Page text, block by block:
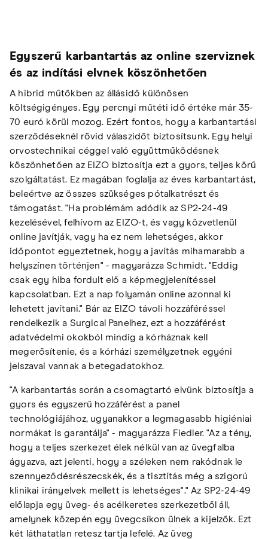
Egyszerű karbantartás az online szerviznek
és az indítási elvnek köszönhetően
A hibrid műtőkben az állásidő különösen
költségigényes. Egy percnyi műtéti idő értéke már 35-
70 euró körül mozog. Ezért fontos, hogy a karbantartási
szerződéseknél rövid válaszidőt biztosítsunk. Egy helyi
orvostechnikai céggel való együttműködésnek
köszönhetően az EIZO biztosítja ezt a gyors, teljes körű
szolgáltatást. Ez magában foglalja az éves karbantartást,
beleértve az összes szükséges pótalkatrészt és
támogatást. "Ha problémám adódik az SP2-24-49
kezelésével, felhívom az EIZO-t, és vagy közvetlenül
online javítják, vagy ha ez nem lehetséges, akkor
időpontot egyeztetnek, hogy a javítás mihamarabb a
helyszínen történjen" - magyarázza Schmidt. "Eddig
csak egy hiba fordult elő a képmegjelenítéssel
kapcsolatban. Ezt a nap folyamán online azonnal ki
lehetett javítani." Bár az EIZO távoli hozzáféréssel
rendelkezik a Surgical Panelhez, ezt a hozzáférést
adatvédelmi okokból mindig a kórháznak kell
megerősítenie, és a kórházi személyzetnek egyéni
jelszavai vannak a betegadatokhoz.
"A karbantartás során a csomagtartó elvünk biztosítja a
gyors és egyszerű hozzáférést a panel
technológiájához, ugyanakkor a legmagasabb higiéniai
normákat is garantálja" - magyarázza Fiedler. "Az a tény,
hogy a teljes szerkezet élek nélkül van az üvegfalba
ágyazva, azt jelenti, hogy a széleken nem rakódnak le
szennyeződésrészecskék, és a tisztítás még a szigorú
klinikai irányelvek mellett is lehetséges"." Az SP2-24-49
előlapja egy üveg- és acélkeretes szerkezetből áll,
amelynek közepén egy üvegcsíkon ülnek a kijelzők. Ezt
két láthatatlan retesz tartja lefelé. Az üveg